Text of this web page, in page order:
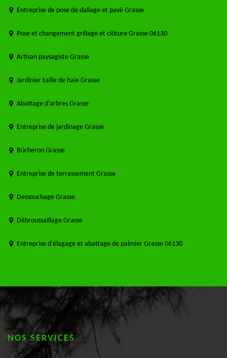
Entreprise de pose de dallage et pavé Grasse
Pose et changement grillage et clôture Grasse 06130
Artisan paysagiste Grasse
Jardinier taille de haie Grasse
Abattage d'arbres Grasse
Entreprise de jardinage Grasse
Bûcheron Grasse
Entreprise de terrassement Grasse
Dessouchage Grasse
Débroussaillage Grasse
Entreprise d'élagage et abattage de palmier Grasse 06130
NOS SERVICES